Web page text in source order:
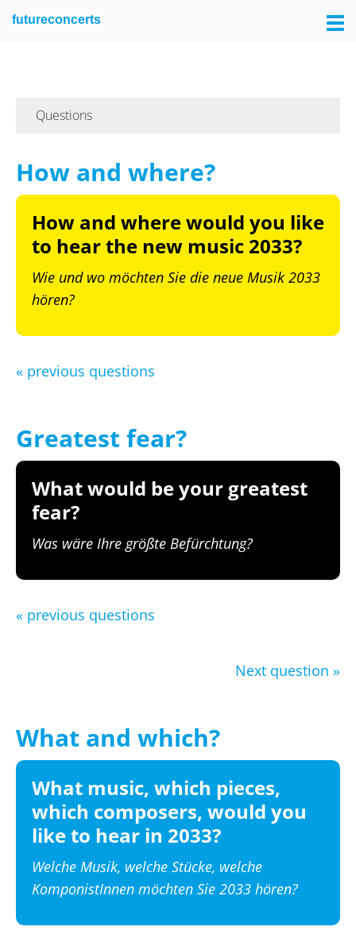
Skip
Skip
futureconcerts
Questions
How and where?
How and where would you like
to hear the new music 2033?
Wie und wo möchten Sie die neue Musik 2033
hören?
« previous questions
Greatest fear?
What would be your greatest
fear?
Was wäre Ihre größte Befürchtung?
« previous questions
Next question »
What and which?
What music, which pieces,
which composers, would you
like to hear in 2033?
Welche Musik, welche Stücke, welche
KomponistInnen möchten Sie 2033 hören?